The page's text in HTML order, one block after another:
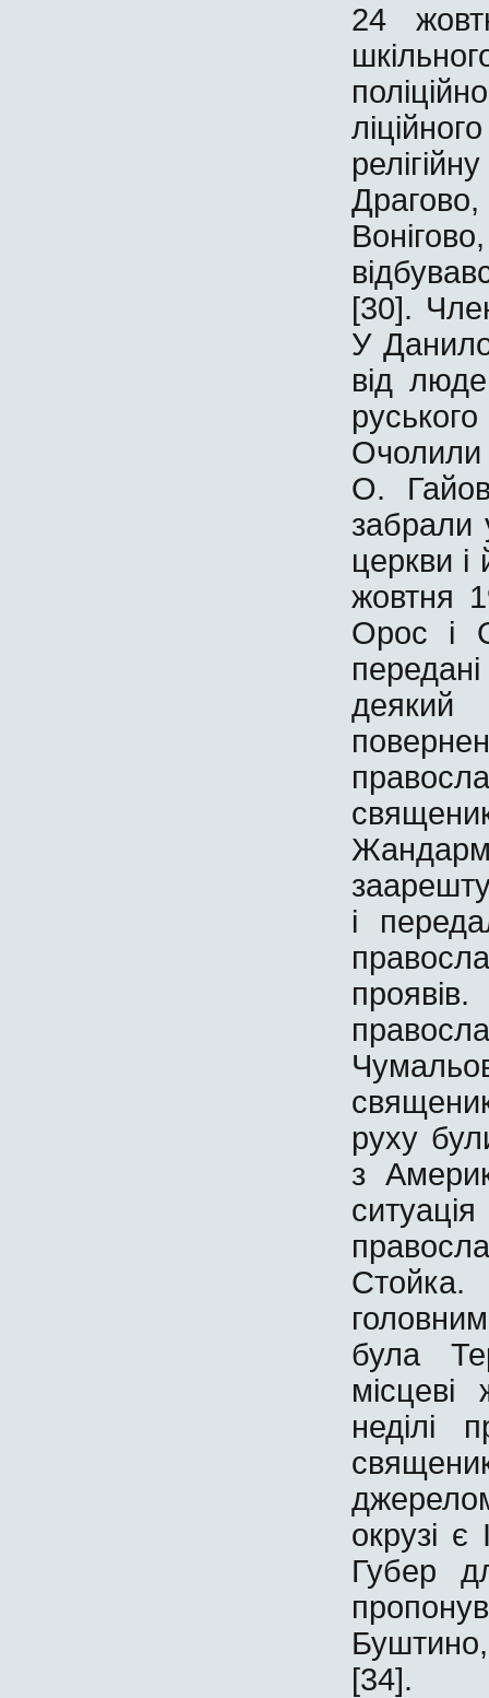
24
[30].
У
від
О.
забрали
церкви
жовтня
Орос і
деякий
і
руху
з
була
місцеві
неділі
окрузі
Губер
[34].